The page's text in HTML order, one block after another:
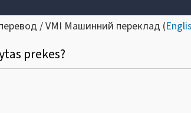
/ VMI Машинний переклад (
prekes?